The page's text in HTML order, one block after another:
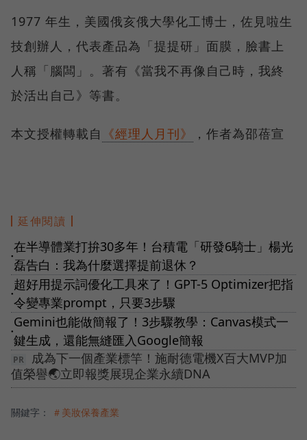
1977 年生，美國俄亥俄大學化工博士，佐見啦生
技創辦人，代表產品為「提提研」面膜，臉書上
人稱「腦闆」。著有《當我不再像自己時，我終
於活出自己》等書。
本文授權轉載自 《經理人月刊》 ，作者為邵蓓宣
延伸閱讀
●
在半導體業打拚30多年！台積電「研發6騎士」楊光
磊告白：我為什麼選擇提前退休？
●
超好用提示詞優化工具來了！GPT-5 Optimizer把指
令變專業prompt，只要3步驟
●
Gemini也能做簡報了！3步驟教學：Canvas模式一
鍵生成，還能無縫匯入Google簡報
成為下一個產業標竿！施耐德電機X百大MVP加
值榮譽🌏立即報獎展現企業永續DNA
關鍵字： ＃美妝保養產業